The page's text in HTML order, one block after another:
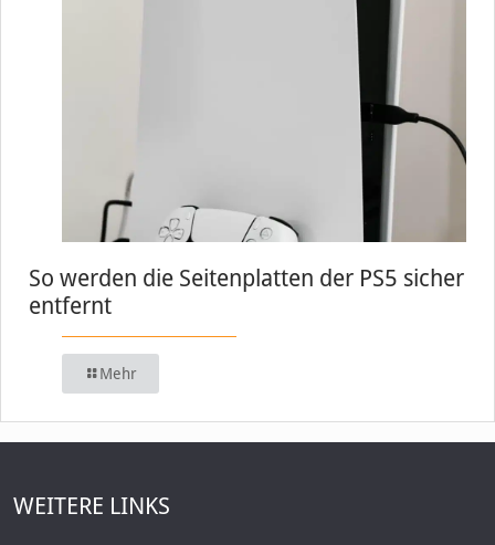
So werden die Seitenplatten der PS5 sicher
entfernt
Mehr
WEITERE LINKS